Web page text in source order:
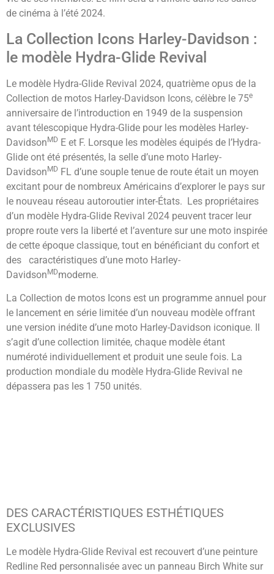
de cinéma à l’été 2024.
La Collection Icons Harley-Davidson :
le modèle Hydra-Glide Revival
Le modèle Hydra-Glide Revival 2024, quatrième opus de la
Collection de motos Harley-Davidson Icons, célèbre le 75e
anniversaire de l’introduction en 1949 de la suspension
avant télescopique Hydra-Glide pour les modèles Harley-
DavidsonMD E et F. Lorsque les modèles équipés de l’Hydra-
Glide ont été présentés, la selle d’une moto Harley-
DavidsonMD FL d’une souple tenue de route était un moyen
excitant pour de nombreux Américains d’explorer le pays sur
le nouveau réseau autoroutier inter-États. Les propriétaires
d’un modèle Hydra-Glide Revival 2024 peuvent tracer leur
propre route vers la liberté et l’aventure sur une moto inspirée
de cette époque classique, tout en bénéficiant du confort et
des caractéristiques d’une moto Harley-
DavidsonMDmoderne.
La Collection de motos Icons est un programme annuel pour
le lancement en série limitée d’un nouveau modèle offrant
une version inédite d’une moto Harley-Davidson iconique. Il
s’agit d’une collection limitée, chaque modèle étant
numéroté individuellement et produit une seule fois. La
production mondiale du modèle Hydra-Glide Revival ne
dépassera pas les 1 750 unités.
DES CARACTÉRISTIQUES ESTHÉTIQUES
EXCLUSIVES
Le modèle Hydra-Glide Revival est recouvert d’une peinture
Redline Red personnalisée avec un panneau Birch White sur